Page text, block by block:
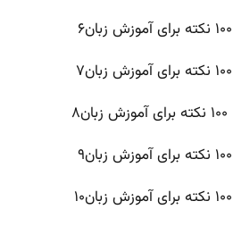
۱۰۰ نکته برای آموزش زبان۶
۱۰۰ نکته برای آموزش زبان۷
۱۰۰ نکته برای آموزش زبان۸
۱۰۰ نکته برای آموزش زبان۹
۱۰۰ نکته برای آموزش زبان۱۰